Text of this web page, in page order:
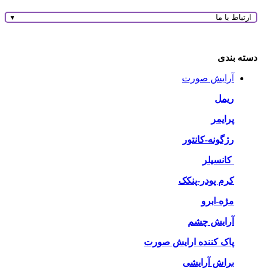
ارتباط با ما ▾
دسته بندی
آرایش صورت
ریمل
پرایمر
رژگونه-کانتور
کانسیلر
کرم پودر-پنکک
مژه-ابرو
آرایش چشم
پاک کننده ارایش صورت
براش آرایشی